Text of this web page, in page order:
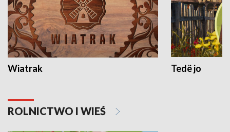
Wiatrak Tedë jo
ROLNICTWO I WIEŚ